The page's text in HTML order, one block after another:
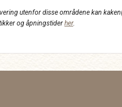
utenfor disse områdene kan
og åpningstiderher.